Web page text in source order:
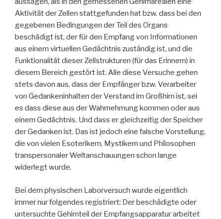
Aktivität der Zellen stattgefunden hat bzw. dass bei den
gegebenen Bedingungen der Teil des Organs
beschädigt ist, der für den Empfang von Informationen
aus einem virtuellen Gedächtnis zuständig ist, und die
Funktionalität dieser Zellstrukturen (für das Erinnern) in
diesem Bereich gestört ist. Alle diese Versuche gehen
stets davon aus, dass der Empfänger bzw. Verarbeiter
von Gedankeninhalten der Verstand im Großhirn ist, sei
es dass diese aus der Wahrnehmung kommen oder aus
einem Gedächtnis. Und dass er gleichzeitig der Speicher
der Gedanken ist. Das ist jedoch eine falsche Vorstellung,
die von vielen Esoterikern, Mystikern und Philosophen
transpersonaler Weltanschauungen schon lange
widerlegt wurde.
Bei dem physischen Laborversuch wurde eigentlich
immer nur folgendes registriert: Der beschädigte oder
untersuchte Gehirnteil der Empfangsapparatur arbeitet